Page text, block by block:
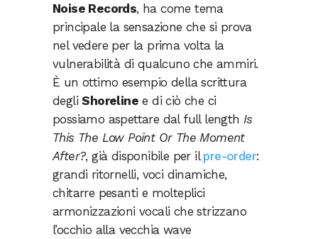
Noise Records, ha come tema
principale la sensazione che si prova
nel vedere per la prima volta la
vulnerabilità di qualcuno che ammiri.
È un ottimo esempio della scrittura
degliShoreline e di ciò che ci
possiamo aspettare dal full length Is
This The Low Point Or The Moment
After?, già disponibile per il pre-order:
grandi ritornelli, voci dinamiche,
chitarre pesanti e molteplici
armonizzazioni vocali che strizzano
l’occhio alla vecchia wave